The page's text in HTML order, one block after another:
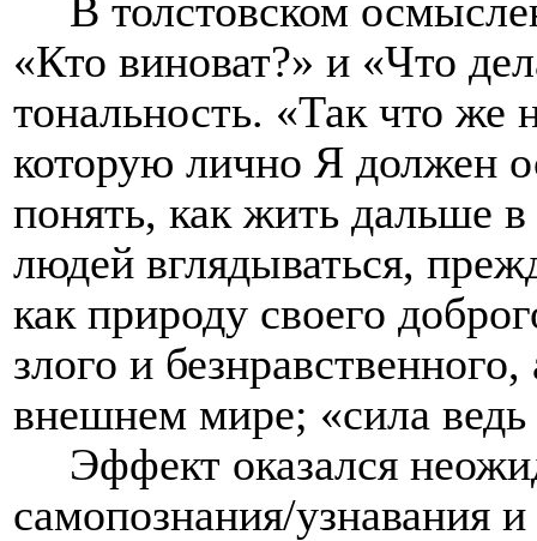
В толстовском
«Кто виноват?» и «Что
тональность. «Так что же
которую лично Я должен
понять, как жить дальше
людей вглядываться,
как природу своего
злого и
внешнем мире; «сила
Эффект оказался
самопознания/узнавания